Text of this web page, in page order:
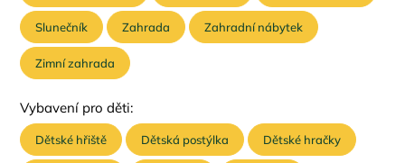
Slunečník Zahrada Zahradní nábytek
Zimní zahrada
Vybavení pro děti:
Dětské hřiště Dětská postýlka Dětské hračky